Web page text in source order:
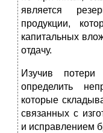
является
продукции,
капитальных
отдачу.
Изучив потери
определить
которые
связанных с
и исправлением